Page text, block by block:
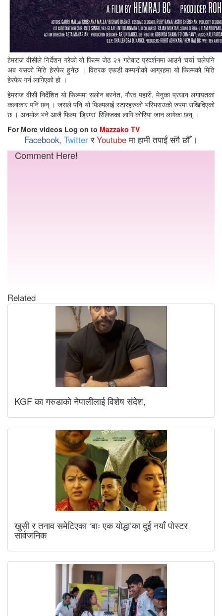
हेमराज वीसीले निर्देशन गरेको यो फिल्म जेठ २१ गतेबाट प्रदर्शनमा आउने चर्चा चलेपनि
अब यसको मिति हेरफेर हुनेछ । वितरक एफडी कम्पनीको आग्रहमा यो फिल्मको मिति
हेरफेर गर्न लागिएको हो ।
हेमराज वीसी निर्देशित यो फिल्ममा सलोन बस्नेत, गौरव पहारी, मेनुका प्रधान लगायतका
कलाकार पनि छन् । जसले पनि यो फिल्मलाई स्टारहरुको भरिभराउको रुपमा राखिदिएको
छ । अनमोल भने आजै फिल्म ‘ड्रिम्स’ रिलिजका लागि कोरिया जान लागेका छन् ।
For More videos Log on to Mazzako TV
Facebook, TwitterरYoutubeमा हामी तपाईं संगै छौँ ।
Comment Here!
Related
KGF का गरुडाको नेपालीलाई विशेष संदेश,
खुसी र तनाव समेटिएका ‘बाः एक योद्धा’का दुई नयाँ पोस्टर
सार्वजनिक